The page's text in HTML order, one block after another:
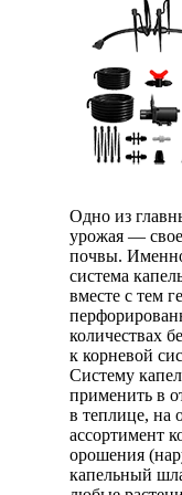
Одно из
урожая —
почвы. Именно
система
вместе с тем
количествах
к корневой
Систему
применить в
в теплице, на
ассортимент
орошения
капельный